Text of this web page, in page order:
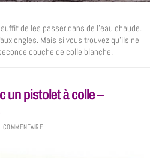
de les passer dans de l’eau chaude.
ongles. Mais si vous trouvez qu’ils ne
couche de colle blanche.
un pistolet à colle –
COMMENTAIRE